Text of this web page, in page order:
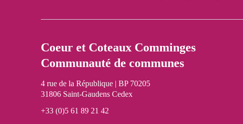
Coeur et Coteaux Comminges
Communauté de communes
4 rue de la République | BP 70205
31806 Saint-Gaudens Cedex
+33 (0)5 61 89 21 42